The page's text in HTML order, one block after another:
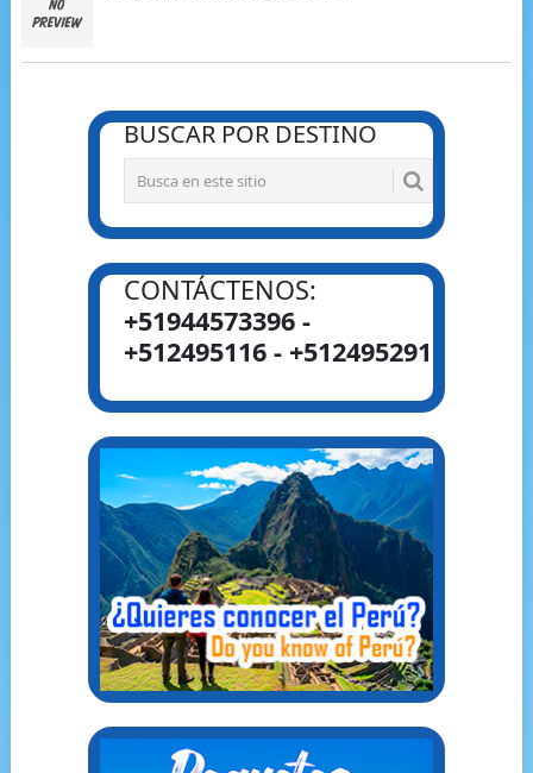
BUSCAR POR DESTINO
CONTÁCTENOS:
+51944573396 -
+512495116 - +512495291